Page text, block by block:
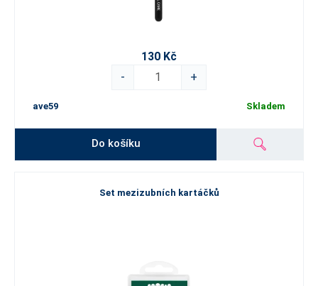
130 Kč
-
+
ave59 Skladem
Do košíku
Set mezizubních kartáčků